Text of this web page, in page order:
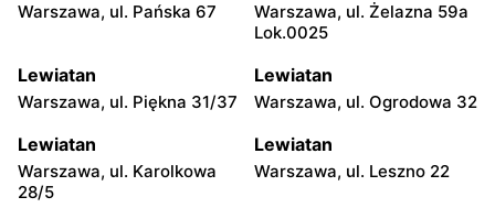
Warszawa, ul. Pańska 67
Warszawa, ul. Żelazna 59a
Lok.0025
Lewiatan
Warszawa, ul. Piękna 31/37
Lewiatan
Warszawa, ul. Ogrodowa 32
Lewiatan
Warszawa, ul. Karolkowa
28/5
Lewiatan
Warszawa, ul. Leszno 22